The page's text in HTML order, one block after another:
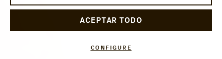
ACEPTAR TODO
CONFIGURE